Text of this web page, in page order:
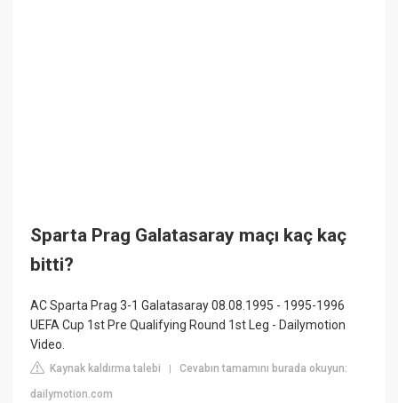
Sparta Prag Galatasaray maçı kaç kaç
bitti?
AC Sparta Prag 3-1 Galatasaray 08.08.1995 - 1995-1996
UEFA Cup 1st Pre Qualifying Round 1st Leg - Dailymotion
Video.
Kaynak kaldırma talebi |Cevabın tamamını burada okuyun:
dailymotion.com